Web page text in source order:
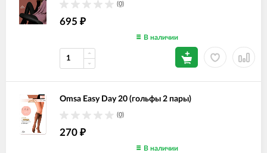
(0)
695 ₽
В наличии
Omsa Easy Day 20 (гольфы 2 пары)
(0)
270 ₽
В наличии